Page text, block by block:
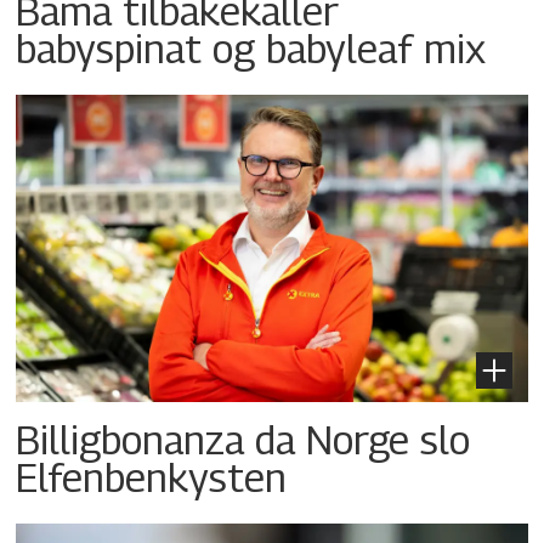
Bama tilbakekaller
babyspinat og babyleaf mix
Billigbonanza da Norge slo
Elfenbenkysten